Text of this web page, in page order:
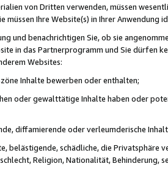
von Dritten verwenden, müssen
müssen Ihre Website(s) in Ihrer Anwendung
und benachrichtigen Sie, ob sie
in das Partnerprogramm und Sie dürfen
Websites:
Inhalte bewerben oder enthalten;
oder gewalttätige Inhalte haben oder
diffamierende oder verleumderische
belästigende, schädliche, die Privatsphäre
Religion, Nationalität, Behinderung,